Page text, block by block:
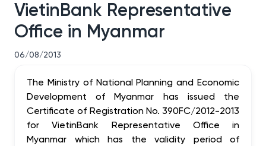
VietinBank Representative
Office in Myanmar
06/08/2013
The Ministry of National Planning and Economic
Development of Myanmar has issued the
Certificate of Registration No. 390FC/2012-2013
for VietinBank Representative Office in
Myanmar which has the validity period of